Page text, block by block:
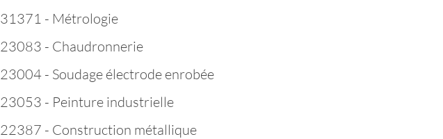
31371 - Métrologie
23083 - Chaudronnerie
23004 - Soudage électrode enrobée
23053 - Peinture industrielle
22387 - Construction métallique